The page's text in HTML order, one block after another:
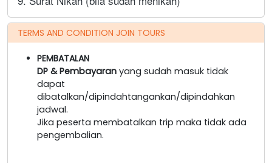
TERMS AND CONDITION JOIN TOURS
PEMBATALAN
DP & Pembayaran yang sudah masuk tidak
dapat
dibatalkan/dipindahtangankan/dipindahkan
jadwal.
Jika peserta membatalkan trip maka tidak ada
pengembalian.